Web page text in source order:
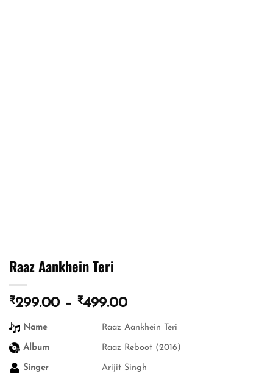
Raaz Aankhein Teri
₹299.00 – ₹499.00Price
₹299.00
through
₹499.00
Name Raaz Aankhein Teri
Album Raaz Reboot (2016)
Singer Arijit Singh